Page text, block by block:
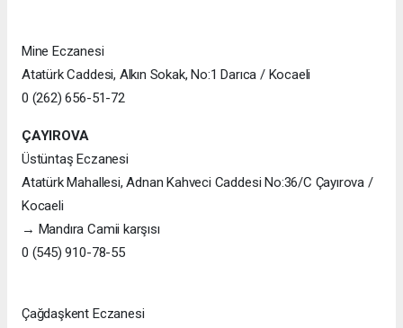
Mine Eczanesi
Atatürk Caddesi, Alkın Sokak, No:1 Darıca / Kocaeli
0 (262) 656-51-72
ÇAYIROVA
Üstüntaş Eczanesi
Atatürk Mahallesi, Adnan Kahveci Caddesi No:36/C Çayırova /
Kocaeli
→ Mandıra Camii karşısı
0 (545) 910-78-55
Çağdaşkent Eczanesi